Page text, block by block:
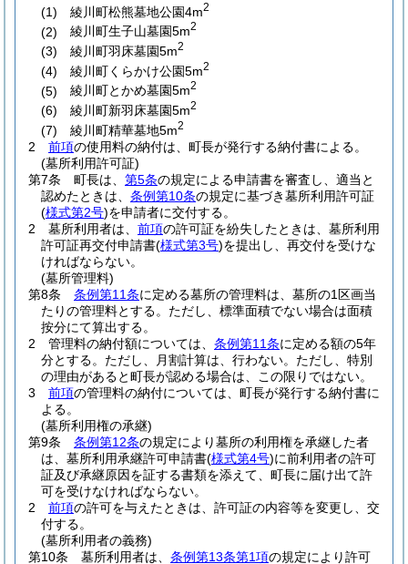
(1)
綾川町松熊墓地公園4m2
(2) 綾川町生子山墓園5m2
(3) 綾川町羽床墓園5m2
(4) 綾川町くらかけ公園5m2
(5) 綾川町とかめ墓園5m2
(6) 綾川町新羽床墓園5m2
(7) 綾川町精華墓地5m2
2 前項の使用料の納付は、町長が発行する納付書による。
(墓所利用許可証)
第7条
町長は、 第5条の規定による申請書を審査し、適当と
認めたときは、 条例第10条の規定に基づき墓所利用許可証
(様式第2号)を申請者に交付する。
2
墓所利用者は、 前項の許可証を紛失したときは、墓所利用
許可証再交付申請書(様式第3号)を提出し、再交付を受けな
ければならない。
(墓所管理料)
第8条
条例第11条に定める墓所の管理料は、墓所の1区画当
たりの管理料とする。 ただし、標準面積でない場合は面積
按分にて算出する。
2
管理料の納付額については、 条例第11条に定める額の5年
分とする。 ただし、月割計算は、行わない。 ただし、特別
の理由があると町長が認める場合は、この限りではない。
3
前項の管理料の納付については、町長が発行する納付書に
よる。
(墓所利用権の承継)
第9条
条例第12条の規定により墓所の利用権を承継した者
は、墓所利用承継許可申請書(様式第4号)に前利用者の許可
証及び承継原因を証する書類を添えて、町長に届け出て許
可を受けなければならない。
2
前項の許可を与えたときは、許可証の内容等を変更し、交
付する。
(墓所利用者の義務)
第10条
墓所利用者は、 条例第13条第1項の規定により許可